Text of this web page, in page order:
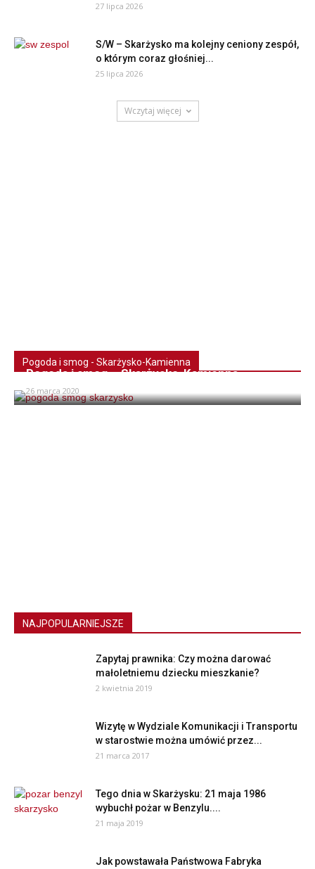
27 lipca 2026
S/W – Skarżysko ma kolejny ceniony zespół,
o którym coraz głośniej...
25 lipca 2026
Wczytaj więcej
Pogoda i smog - Skarżysko-Kamienna
Pogoda i smog – Skarżysko-Kamienna
26 marca 2020
NAJPOPULARNIEJSZE
Zapytaj prawnika: Czy można darować
małoletniemu dziecku mieszkanie?
2 kwietnia 2019
Wizytę w Wydziale Komunikacji i Transportu
w starostwie można umówić przez...
21 marca 2017
Tego dnia w Skarżysku: 21 maja 1986
wybuchł pożar w Benzylu....
21 maja 2019
Jak powstawała Państwowa Fabryka